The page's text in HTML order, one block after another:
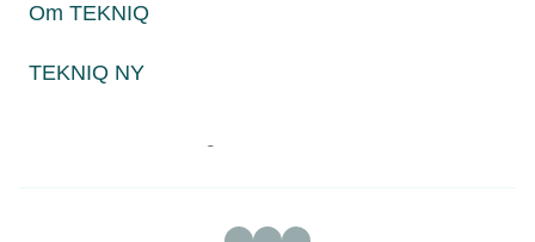
Om TEKNIQ
TEKNIQ NY